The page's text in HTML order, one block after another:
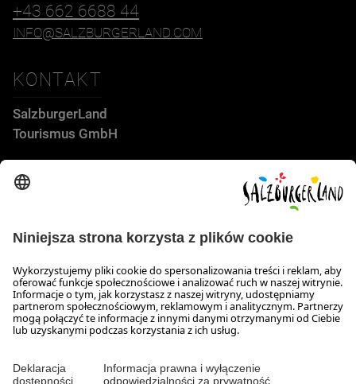
+43 662 6688 44
INFO@SALZBURGERLAND.COM
KONTAKT
SalzburgerLand
Tourismus GmbH
Wiener Bundesstraße 23
5300 Hallwang
GODZINY OTWARCIA
Skontaktuj się z nami!